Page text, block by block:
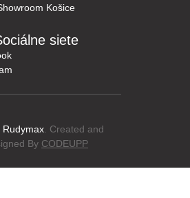
Košice
siete
Rudymax. Created and
By CODEUPP